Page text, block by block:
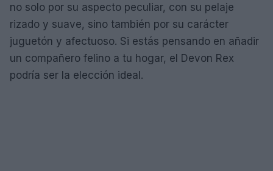
no solo por su aspecto peculiar, con su pelaje
rizado y suave, sino también por su carácter
juguetón y afectuoso. Si estás pensando en añadir
un compañero felino a tu hogar, el Devon Rex
podría ser la elección ideal.